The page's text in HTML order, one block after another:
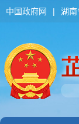
中国政府网 | 湖南